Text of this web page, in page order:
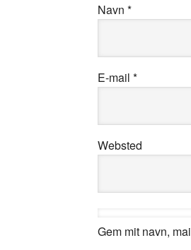
Navn *
E-mail *
Websted
Gem mit navn,